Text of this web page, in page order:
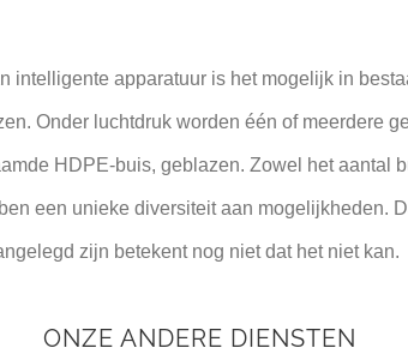
intelligente apparatuur is het mogelijk in
Onder luchtdruk worden één of meerdere
HDPE-buis, geblazen. Zowel het aantal
een unieke diversiteit aan mogelijkheden.
zijn betekent nog niet dat het niet kan.
ONZE ANDERE DIENSTEN